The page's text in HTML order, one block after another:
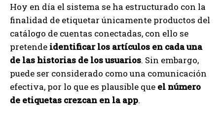
Hoy en día el sistema se ha estructurado con la
finalidad de etiquetar únicamente productos del
catálogo de cuentas conectadas, con ello se
pretende identificar los artículos en cada una
de las historias de los usuarios. Sin embargo,
puede ser considerado como una comunicación
efectiva, por lo que es plausible que el número
de etiquetas crezcan en la app.